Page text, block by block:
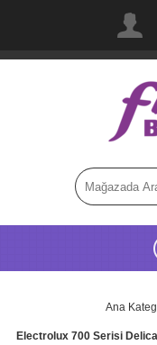
Ana
Electrolux 700 Serisi